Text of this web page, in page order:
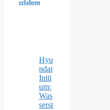
erfahren
Hyu
ndai
Initi
um:
Was
serst